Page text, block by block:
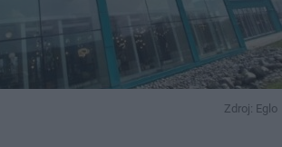
Zdroj: Eglo